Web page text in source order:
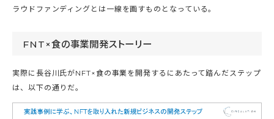
ラウドファンディングとは一線を画すものとなっている。
FNT×食の事業開発ストーリー
実際に長谷川氏がNFT×食の事業を開発するにあたって踏んだステップ
は、以下の通りだ。